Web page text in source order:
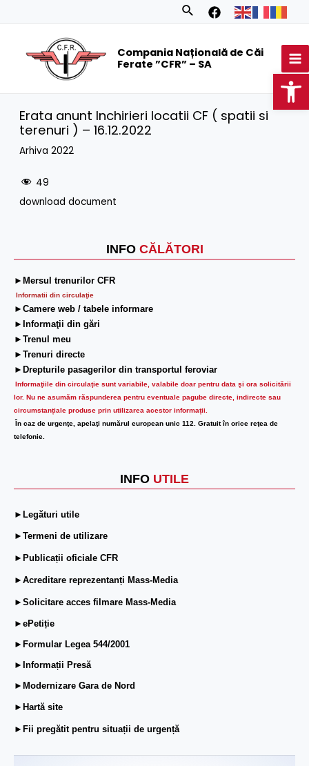
Search
Compania Națională de Căi
Ferate ”CFR” – SA
INFO CĂLĂTORI
►Mersul trenurilor CFR
Informatii din circulaţie
►Camere web / tabele informare
►Informaţii din gări
►Trenul meu
►Trenuri directe
►Drepturile pasagerilor din transportul feroviar
Informaţiile din circulaţie sunt variabile, valabile doar pentru data şi ora solicitării
lor. Nu ne asumăm răspunderea pentru eventuale pagube directe, indirecte sau
circumstanțiale produse prin utilizarea acestor informații.
În caz de urgenţe, apelaţi numărul european unic 112. Gratuit în orice reţea de
telefonie.
INFO UTILE
►Legături utile
►Termeni de utilizare
►Publicații oficiale CFR
►Acreditare reprezentanți Mass-Media
►Solicitare acces filmare Mass-Media
►ePetiție
►Formular Legea 544/2001
►Informații Presă
►Modernizare Gara de Nord
►Hartă site
►Fii pregătit pentru situații de urgență
Erata anunt Inchirieri locatii CF ( spatii si
terenuri ) – 16.12.2022
Arhiva 2022
49
download document